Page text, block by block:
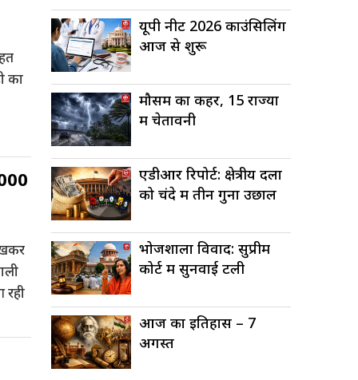
का
यूपी नीट 2026 काउंसिलिंग
आज से शुरू
मौसम का कहर, 15 राज्यों
में चेतावनी
एडीआर रिपोर्ट: क्षेत्रीय दलों
को चंदे में तीन गुना उछाल
भोजशाला विवाद: सुप्रीम
कोर्ट में सुनवाई टली
आज का इतिहास – 7
अगस्त